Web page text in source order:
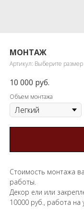
МОНТАЖ
Артикул: Выберите размер
10 000 руб.
Объем монтажа
Стоимость монтажа
работы.
Декор ели или
10000 руб., работа на